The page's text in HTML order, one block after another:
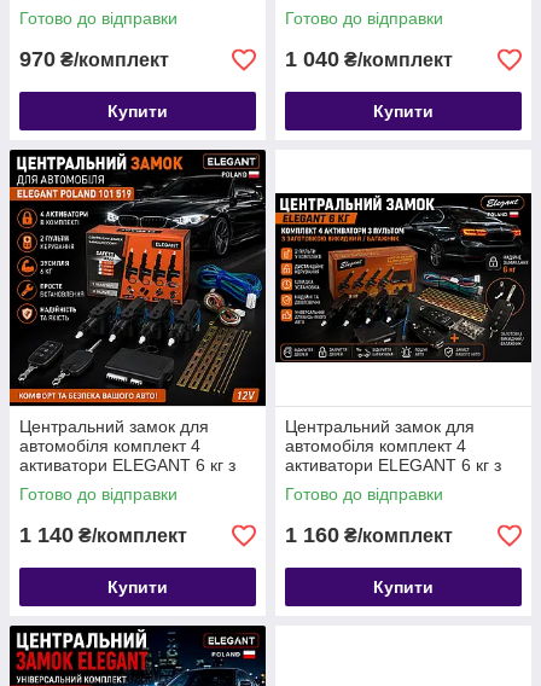
Готово до відправки
970 ₴/комплект
Купити
Готово до відправки
1 040 ₴/комплект
Купити
Центральний замок для
автомобіля комплект 4
активатори ELEGANT 6 кг з
Пультом Elegant Poland 101
519
Готово до відправки
1 140 ₴/комплект
Купити
Центральний замок для
автомобіля комплект 4
активатори ELEGANT 6 кг з
Пультом із заготовкою
викидний / багажник Elegant
Готово до відправки
1 160 ₴/комплект
Купити